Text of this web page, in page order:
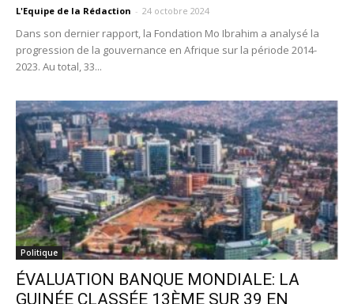
L'Equipe de la Rédaction - 24 octobre 2024
Dans son dernier rapport, la Fondation Mo Ibrahim a analysé la
progression de la gouvernance en Afrique sur la période 2014-
2023. Au total, 33...
Politique
ÉVALUATION BANQUE MONDIALE: LA
GUINÉE CLASSÉE 13ÈME SUR 39 EN